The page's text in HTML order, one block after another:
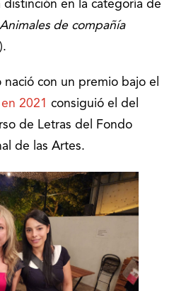
distinción en la categoría de
Animales de compañía
nació con un premio bajo el
en 2021 consiguió el del
de Letras del Fondo
de las Artes.